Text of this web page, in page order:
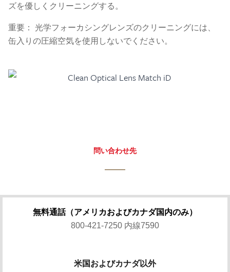
ズを優しくクリーニングする。
重要： 光学フォーカシングレンズのクリーニングには、
缶入りの圧縮空気を使用しないでください。
問い合わせ先
無料通話（アメリカおよびカナダ国内のみ）
800-421-7250 内線7590
米国およびカナダ以外